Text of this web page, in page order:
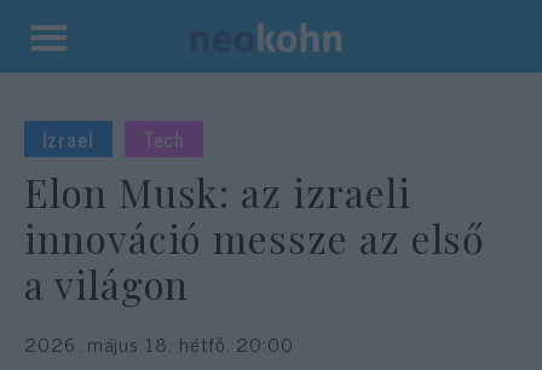
Kilépés
tartalomba
Izrael Tech
Elon Musk: az izraeli
innováció messze az első
a világon
2026. május 18. hétfő, 20:00